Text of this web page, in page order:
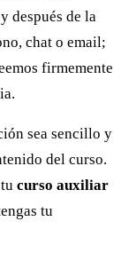
después de la
chat o email;
firmemente
sea sencillo y
del curso.
curso auxiliar
tu